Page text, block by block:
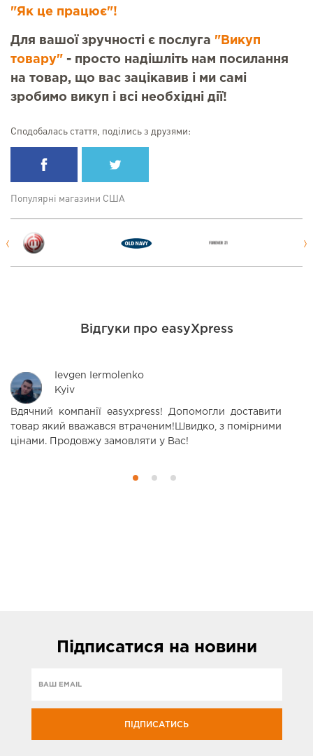
"Як це працює"!
Для вашої зручності є послуга "Викуп
товару" - просто надішліть нам посилання
на товар, що вас зацікавив і ми самі
зробимо викуп і всі необхідні дії!
Сподобалась стаття, поділись з друзями:
Популярні магазини США
Відгуки про easyXpress
Ievgen Iermolenko
Kyiv
Вдячний компанії easyxpress! Допомогли доставити
товар який вважався втраченим!Швидко, з помірними
цінами. Продовжу замовляти у Вас!
Підписатися на новини
ПІДПИСАТИСЬ